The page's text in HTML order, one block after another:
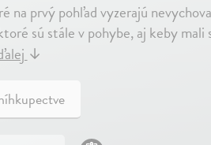
prvý pohľad vyzerajú
sú stále v pohybe, aj keby
↓